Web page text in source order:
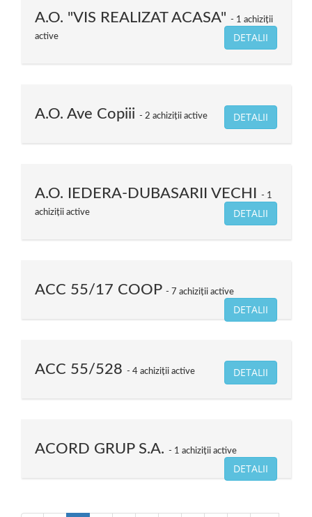
A.O. "VIS REALIZAT ACASA"
1 achiziții
active
DETALII
A.O. Ave Copiii 2 achiziții active DETALII
A.O. IEDERA-DUBASARII VECHI
1
achiziții active
DETALII
ACC 55/17 COOP 7 achiziții active
DETALII
ACC 55/528 4 achiziții active DETALII
ACORD GRUP S.A. 1 achiziții active
DETALII